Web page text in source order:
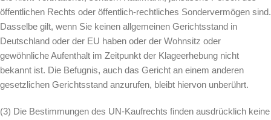
öffentlichen Rechts oder öffentlich-rechtliches Sondervermögen sind.
Dasselbe gilt, wenn Sie keinen allgemeinen Gerichtsstand in
Deutschland oder der EU haben oder der Wohnsitz oder
gewöhnliche Aufenthalt im Zeitpunkt der Klageerhebung nicht
bekannt ist. Die Befugnis, auch das Gericht an einem anderen
gesetzlichen Gerichtsstand anzurufen, bleibt hiervon unberührt.
(3) Die Bestimmungen des UN-Kaufrechts finden ausdrücklich keine